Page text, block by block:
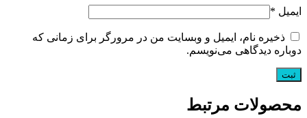
ایمیل *
ذخیره نام، ایمیل و وبسایت من در مرورگر برای زمانی که
دوباره دیدگاهی می‌نویسم.
محصولات مرتبط